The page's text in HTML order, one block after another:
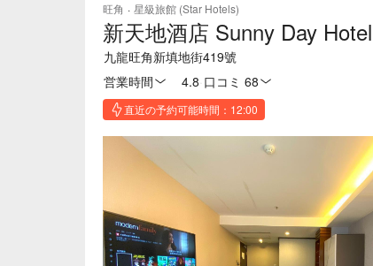
旺角 · 星級旅館 (Star Hotels)
新天地酒店 Sunny Day Hotel
九龍旺角新填地街419號
営業時間
4.8 口コミ 68
直近の予約可能時間：12:00